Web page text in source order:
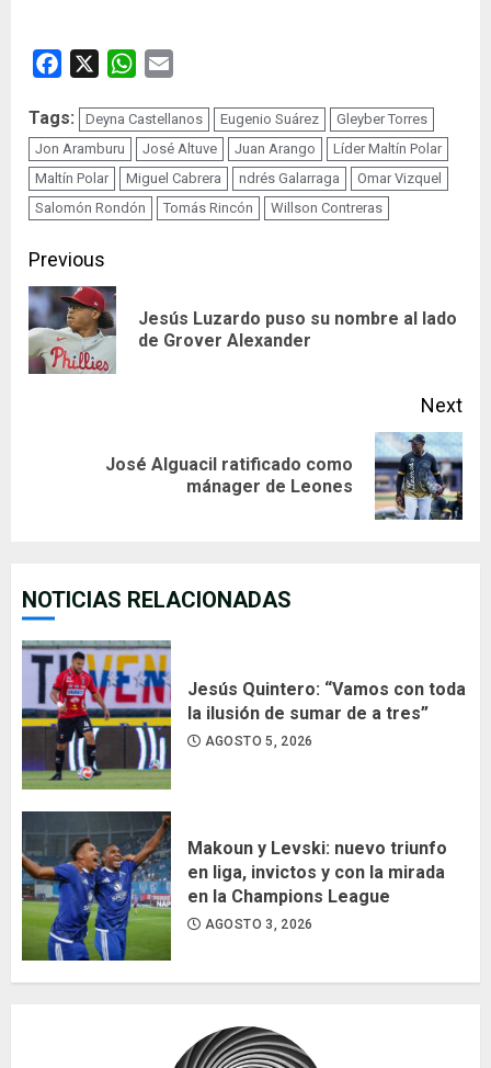
Facebook WhatsApp
Tags: Deyna Castellanos Eugenio Suárez
Gleyber Torres
Jon Aramburu
José Altuve Juan Arango
Líder Maltín Polar
Maltín Polar
Miguel Cabrera ndrés Galarraga
Omar Vizquel
Salomón Rondón
Tomás Rincón Willson Contreras
Continue
Reading
Previous
Jesús Luzardo puso su nombre al lado
de Grover Alexander
Next
José Alguacil ratificado como
mánager de Leones
NOTICIAS RELACIONADAS
Jesús Quintero: “Vamos con toda
la ilusión de sumar de a tres”
AGOSTO 5, 2026
Makoun y Levski: nuevo triunfo
en liga, invictos y con la mirada
en la Champions League
AGOSTO 3, 2026